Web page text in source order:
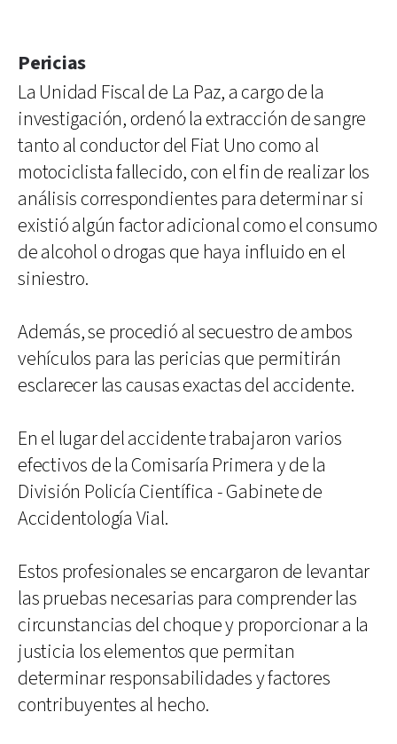
Pericias
La Unidad Fiscal de La Paz, a cargo de la
investigación, ordenó la extracción de sangre
tanto al conductor del Fiat Uno como al
motociclista fallecido, con el fin de realizar los
análisis correspondientes para determinar si
existió algún factor adicional como el consumo
de alcohol o drogas que haya influido en el
siniestro.
Además, se procedió al secuestro de ambos
vehículos para las pericias que permitirán
esclarecer las causas exactas del accidente.
En el lugar del accidente trabajaron varios
efectivos de la Comisaría Primera y de la
División Policía Científica - Gabinete de
Accidentología Vial.
Estos profesionales se encargaron de levantar
las pruebas necesarias para comprender las
circunstancias del choque y proporcionar a la
justicia los elementos que permitan
determinar responsabilidades y factores
contribuyentes al hecho.